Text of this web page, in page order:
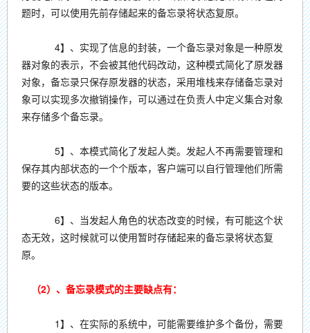
题时，可以使用先前存储起来的备忘录将状态复原。
4】、实现了信息的封装，一个备忘录对象是一种原发
器对象的表示，不会被其他代码改动，这种模式简化了原发器
对象，备忘录只保存原发器的状态，采用堆栈来存储备忘录对
象可以实现多次撤销操作，可以通过在负责人中定义集合对象
来存储多个备忘录。
5】、本模式简化了发起人类。发起人不再需要管理和
保存其内部状态的一个个版本，客户端可以自行管理他们所需
要的这些状态的版本。
6】、当发起人角色的状态改变的时候，有可能这个状
态无效，这时候就可以使用暂时存储起来的备忘录将状态复
原。
（2）、备忘录模式的主要缺点有：
1】、在实际的系统中，可能需要维护多个备份，需要